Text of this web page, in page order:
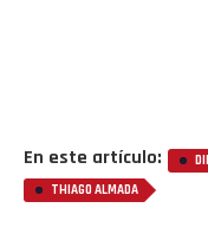
En este artículo:
THIAGO ALMADA